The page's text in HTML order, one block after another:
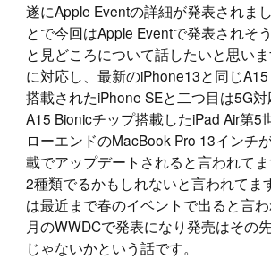
遂にApple Eventの詳細が発表されま
とで今回はApple Eventで発表されそ
と見どころについて話したいと思い
に対応し、最新のiPhone13と同じ
搭載されたiPhone SEと二つ目は5G
A15 Bionicチップ搭載したiPad Air第5
ローエンドのMacBook Pro 13インチ
載でアップデートされると言われて
2種類でるかもしれないと言われてま
は最近まで春のイベントで出ると言
月のWWDCで発表になり発売はその
じゃないかという話です。